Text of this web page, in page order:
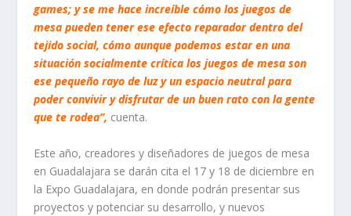
games; y se me hace increíble cómo los juegos de
mesa pueden tener ese efecto reparador dentro del
tejido social, cómo aunque podemos estar en una
situación socialmente crítica los juegos de mesa son
ese pequeño rayo de luz y un espacio neutral para
poder convivir y disfrutar de un buen rato con la gente
que te rodea”, cuenta.
Este año, creadores y diseñadores de juegos de mesa
en Guadalajara se darán cita el 17 y 18 de diciembre en
la Expo Guadalajara, en donde podrán presentar sus
proyectos y potenciar su desarrollo, y nuevos